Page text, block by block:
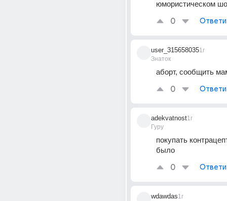
юмористическом
0
user_315658035
Знаток
1г
аборт, сообщить
0
adekvatnost
Гуру
1г
покупать
было
0
wdawdas1г